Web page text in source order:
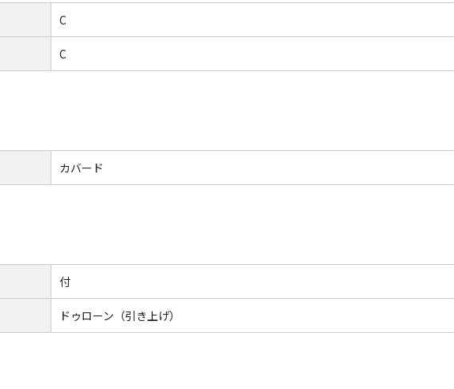
C
C
カバード
付
ドゥローン（引き上げ）